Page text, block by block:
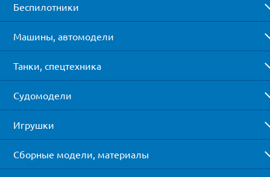
Беспилотники
Машины, автомодели
Танки, спецтехника
Судомодели
Игрушки
Сборные модели, материалы